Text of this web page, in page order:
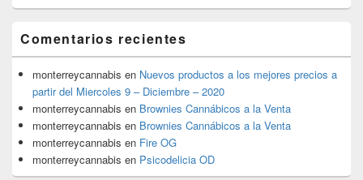
Comentarios recientes
monterreycannabis en Nuevos productos a los mejores precios a
partir del Miercoles 9 – Diciembre – 2020
monterreycannabis en Brownies Cannábicos a la Venta
monterreycannabis en Brownies Cannábicos a la Venta
monterreycannabis en Fire OG
monterreycannabis en Psicodelicia OD